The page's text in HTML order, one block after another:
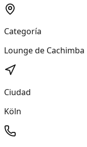
Categoría
Lounge de Cachimba
Ciudad
Köln